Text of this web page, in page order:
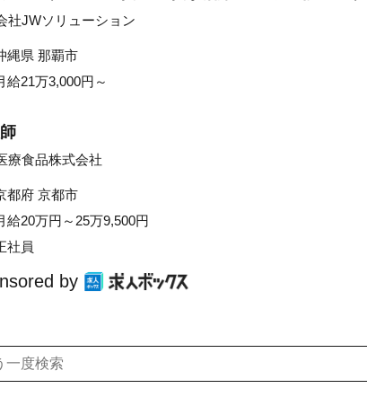
社JWソリューション
縄県 那覇市
給21万3,000円～
療食品株式会社
都府 京都市
給20万円～25万9,500円
社員
by